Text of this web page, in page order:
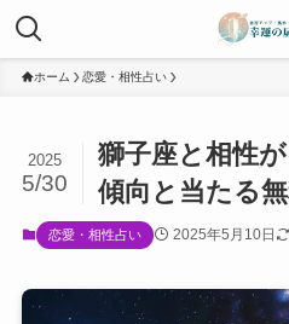
ホーム 恋愛・相性占い
獅子座と相性
傾向と当たる
2025
5/30
恋愛・相性占い 2025年5月10日